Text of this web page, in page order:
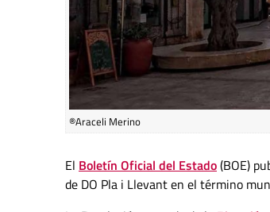
®Araceli Merino
El Boletín Oficial del Estado(BOE)
de DO Pla i Llevant en el término